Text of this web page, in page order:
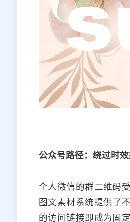
公众号路径：绕过时
个人微信的群二维码
图文素材系统提供了
的访问链接即成为固